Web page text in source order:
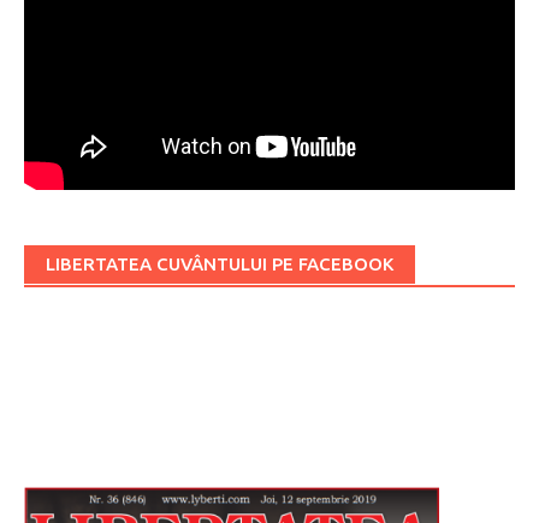
LIBERTATEA CUVÂNTULUI PE FACEBOOK